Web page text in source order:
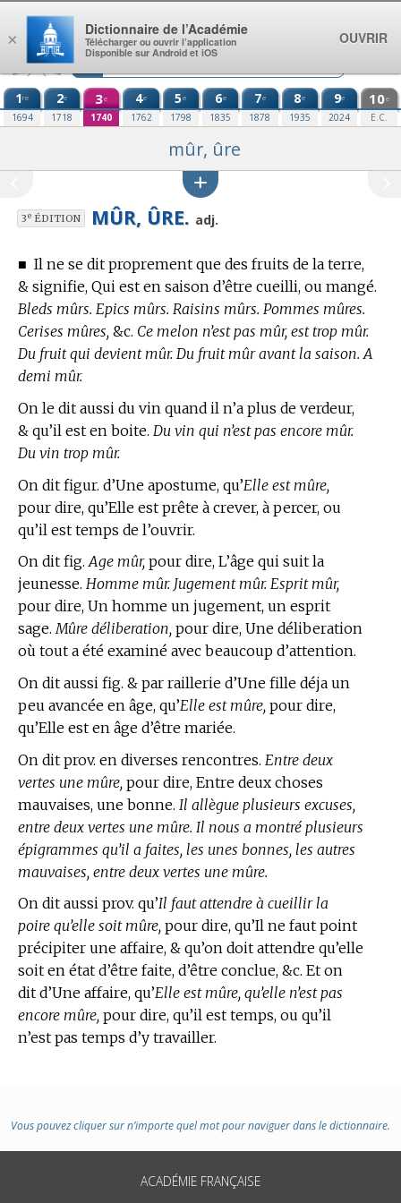
Aller au contenu
1re
1694
2e
1718
3e
1740
4e
1762
5e
1798
6e
1835
7e
1878
8e
1935
9e
2024
10e
E.C.
mûr, ûre
3eÉDITION MÛR, ÛRE. adj.
■ Il ne se dit proprement que des fruits de la terre,
& signifie, Qui est en saison d’être cueilli, ou mangé.
Bleds mûrs. Epics mûrs. Raisins mûrs. Pommes mûres.
Cerises mûres, &c. Ce melon n’est pas mûr, est trop mûr.
Du fruit qui devient mûr. Du fruit mûr avant la saison. A
demi mûr.
On le dit aussi du vin quand il n’a plus de verdeur,
& qu’il est en boite. Du vin qui n’est pas encore mûr.
Du vin trop mûr.
On dit figur. d’Une apostume, qu’Elle est mûre,
pour dire, qu’Elle est prête à crever, à percer, ou
qu’il est temps de l’ouvrir.
On dit fig.Age mûr, pour dire, L’âge qui suit la
jeunesse. Homme mûr. Jugement mûr. Esprit mûr,
pour dire, Un homme un jugement, un esprit
sage.Mûre déliberation, pour dire, Une déliberation
où tout a été examiné avec beaucoup d’attention.
On dit aussi fig. & par raillerie d’Une fille déja un
peu avancée en âge, qu’Elle est mûre, pour dire,
qu’Elle est en âge d’être mariée.
On dit prov. en diverses rencontres. Entre deux
vertes une mûre, pour dire, Entre deux choses
mauvaises, une bonne. Il allègue plusieurs excuses,
entre deux vertes une mûre. Il nous a montré plusieurs
épigrammes qu’il a faites, les unes bonnes, les autres
mauvaises, entre deux vertes une mûre.
On dit aussi prov. qu’Il faut attendre à cueillir la
poire qu’elle soit mûre, pour dire, qu’Il ne faut point
précipiter une affaire, & qu’on doit attendre qu’elle
soit en état d’être faite, d’être conclue, &c. Et on
dit d’Une affaire, qu’Elle est mûre, qu’elle n’est pas
encore mûre, pour dire, qu’il est temps, ou qu’il
n’est pas temps d’y travailler.
Vous pouvez cliquer sur n’importe quel mot pour naviguer dans le dictionnaire.
ACADÉMIE FRANÇAISE
×
Dictionnaire de l’Académie
Télécharger ou ouvrir l’application
Disponible sur Android et iOS
OUVRIR